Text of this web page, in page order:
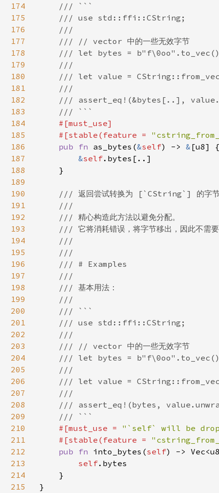
174
175
176
177
178
179
180
181
182
183
184
185
186
187
188
189
190
191
192
193
194
195
196
197
198
199
200
201
202
203
204
205
206
207
208
209
210
211
212
213
214
215
    /// ```
    /// use std::ffi::CString;
    ///
    /// // vector 中的一些无效字节
/// let bytes =
    ///
/// let value =
    ///
/// assert_eq!(&bytes[..],
    /// ```
#[must_use]
    #[stable(feature =
pub fn as_bytes(&self) -> & [u8]
&self.bytes[..]
    }
/// 返回尝试转换为 [`CString`] 的字
    ///
    /// 精心构造此方法以避免分配。
/// 它将消耗错误，将字节移出，因此不需
    ///
    ///
    /// # Examples
    ///
    /// 基本用法：
    ///
    /// ```
    /// use std::ffi::CString;
    ///
    /// // vector 中的一些无效字节
/// let bytes =
    ///
/// let value =
    ///
/// assert_eq!(bytes,
    /// ```
#[must_use = "`self` will be
    #[stable(feature =
pub fn into_bytes(self) ->
self.bytes
    }
}